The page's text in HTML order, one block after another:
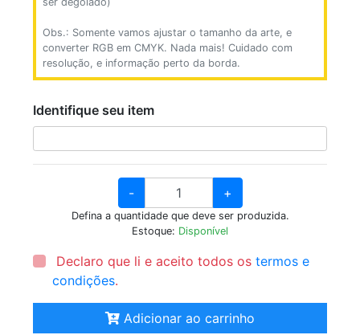
Obs.: Somente vamos ajustar o tamanho da arte, e
converter RGB em CMYK. Nada mais! Cuidado com
resolução, e informação perto da borda.
Identifique seu item
- +
Defina a quantidade que deve ser produzida.
Estoque: Disponível
Declaro que li e aceito todos ostermos e
condições.
Adicionar ao carrinho